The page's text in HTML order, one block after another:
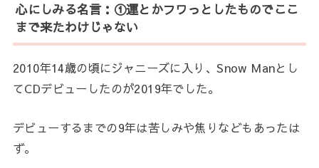
心にしみる名言：①運とかフワっとしたものでここ
まで来たわけじゃない
2010年14歳の頃にジャニーズに入り、Snow Manとし
てCDデビューしたのが2019年でした。
デビューするまでの9年は苦しみや焦りなどもあったは
ず。